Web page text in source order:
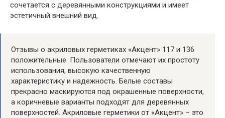
сочетается с деревянными конструкциями и имеет
эстетичный внешний вид.
Отзывы о акриловых герметиках «Акцент» 117 и 136
положительные. Пользователи отмечают их простоту
использования, высокую качественную
характеристику и надежность. Белые составы
прекрасно маскируются под окрашенные поверхности,
а коричневые варианты подходят для деревянных
поверхностей. Акриловые герметики от «Акцент» – это